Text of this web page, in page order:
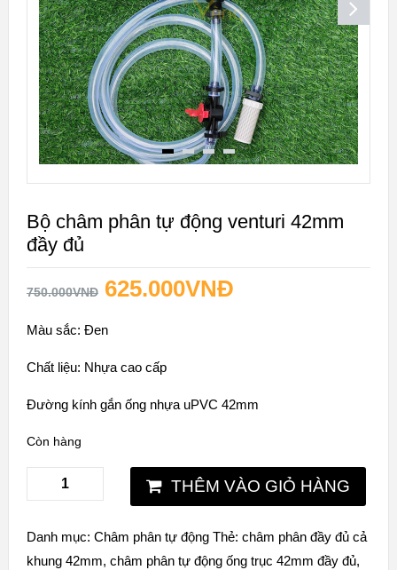
Bộ châm phân tự động venturi 42mm
đầy đủ
750.000VNĐ 625.000VNĐ
Màu sắc: Đen
Chất liệu: Nhựa cao cấp
Đường kính gắn ống nhựa uPVC 42mm
Còn hàng
THÊM VÀO GIỎ HÀNG
Danh mục: Châm phân tự động Thẻ: châm phân đầy đủ cả
khung 42mm, châm phân tự động ống trục 42mm đầy đủ,